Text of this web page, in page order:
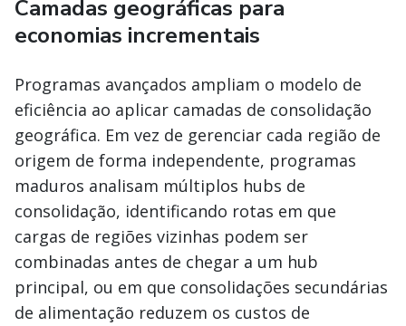
Camadas geográficas para
economias incrementais
Programas avançados ampliam o modelo de
eficiência ao aplicar camadas de consolidação
geográfica. Em vez de gerenciar cada região de
origem de forma independente, programas
maduros analisam múltiplos hubs de
consolidação, identificando rotas em que
cargas de regiões vizinhas podem ser
combinadas antes de chegar a um hub
principal, ou em que consolidações secundárias
de alimentação reduzem os custos de